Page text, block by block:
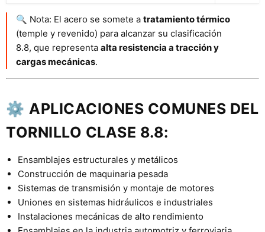
🔍 Nota: El acero se somete a tratamiento térmico
(temple y revenido) para alcanzar su clasificación
8.8, que representa alta resistencia a tracción y
cargas mecánicas.
⚙️ APLICACIONES COMUNES DEL
TORNILLO CLASE 8.8:
Ensamblajes estructurales y metálicos
Construcción de maquinaria pesada
Sistemas de transmisión y montaje de motores
Uniones en sistemas hidráulicos e industriales
Instalaciones mecánicas de alto rendimiento